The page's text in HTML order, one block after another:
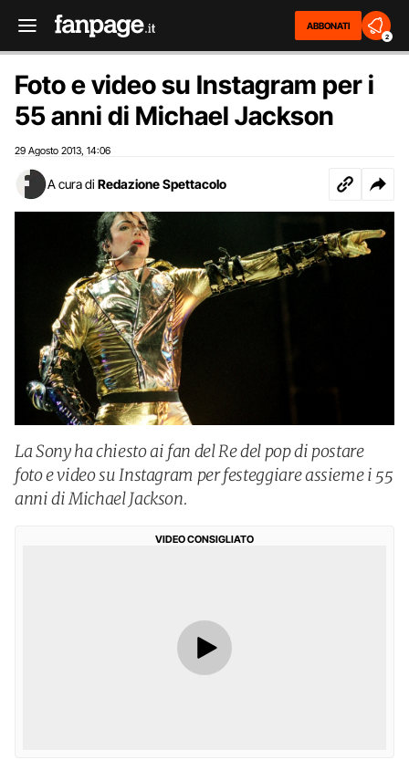
ABBONATI
2
Foto e video su Instagram per i
55 anni di Michael Jackson
29 Agosto 2013 14:06
A cura di Redazione Spettacolo
La Sony ha chiesto ai fan del Re del pop di postare
foto e video su Instagram per festeggiare assieme i 55
anni di Michael Jackson.
VIDEO CONSIGLIATO